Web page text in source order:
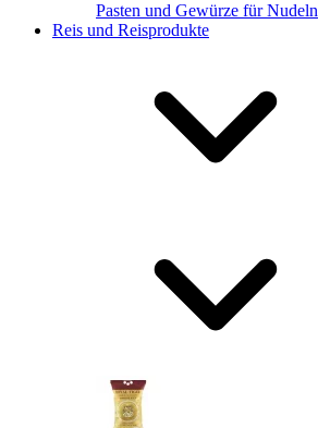
Pasten und Gewürze für Nudeln
Reis und Reisprodukte